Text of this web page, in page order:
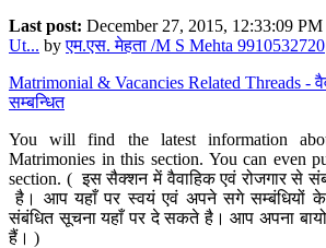
Last post: December 27, 2015, 12:33:09 PM
Ut... byएम.एस. मेहता /M S Mehta 9910532720
Matrimonial & Vacancies Related Threads -
सम्बन्धित
You will find the latest information
Matrimonies in this section. You can even
section. ( इस सैक्शन में वैवाहिक एवं रोजगार से
है। आप यहाँ पर स्वयं एवं अपने सगे सम्बंधियों के
संबंधित सूचना यहाँ पर दे सकते है। आप अपना
हैं। )